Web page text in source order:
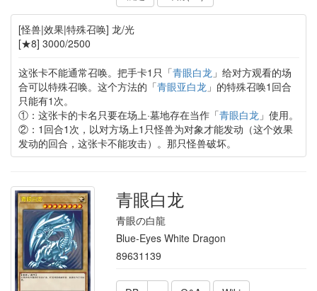
[怪兽|效果|特殊召唤] 龙/光
[★8] 3000/2500
这张卡不能通常召唤。把手卡1只「青眼白龙 」给对方观看的场
合可以特殊召唤。这个方法的「青眼亚白龙 」的特殊召唤1回合
只能有1次。
①：这张卡的卡名只要在场上·墓地存在当作「青眼白龙 」使用。
②：1回合1次，以对方场上1只怪兽为对象才能发动（这个效果
发动的回合，这张卡不能攻击）。那只怪兽破坏。
青眼白龙
青眼の白龍
Blue-Eyes White Dragon
89631139